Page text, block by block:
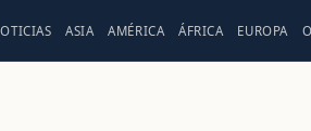
ASIA AMÉRICA ÁFRICA EUROPA